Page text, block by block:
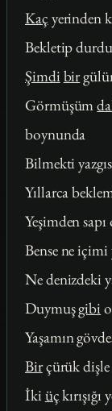
Kaç yerinden
Bekletip durdu
Şimdi bir
Görmüşüm
boynunda
Bilmekti
Yıllarca
Yeşimden
Bense ne içimi
Ne denizdeki
Duymuşgibi
Yaşamın
Birçürük dişle
İki üç